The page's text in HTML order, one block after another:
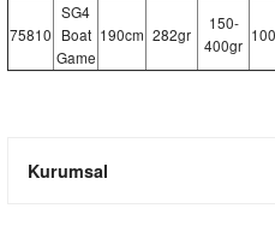
75810
SG4
Boat
Game
190cm 282gr
150-
400gr
Kurumsal